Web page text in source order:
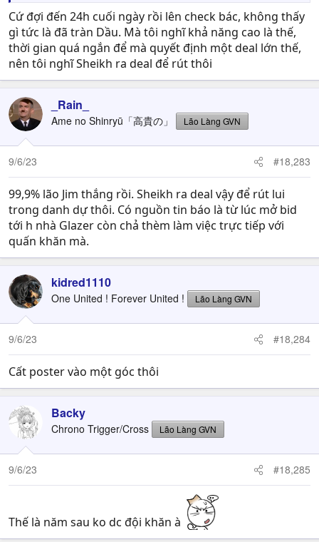
Cứ đợi đến 24h cuối ngày rồi lên check bác, không thấy
gì tức là đã tràn Dầu. Mà tôi nghĩ khả năng cao là thế,
thời gian quá ngắn để mà quyết định một deal lớn thế,
nên tôi nghĩ Sheikh ra deal để rút thôi
_Rain_
Ame no Shinryū「高貴の」 Lão Làng GVN
9/6/23 #18,283
99,9% lão Jim thắng rồi. Sheikh ra deal vậy để rút lui
trong danh dự thôi. Có nguồn tin báo là từ lúc mở bid
tới h nhà Glazer còn chả thèm làm việc trực tiếp với
quấn khăn mà.
kidred1110
One United ! Forever United ! Lão Làng GVN
9/6/23 #18,284
Cất poster vào một góc thôi
Backy
Chrono Trigger/Cross Lão Làng GVN
9/6/23 #18,285
Thế là năm sau ko dc đội khăn à